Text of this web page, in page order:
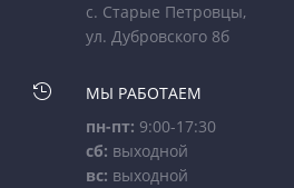
с. Старые Петровцы,
ул. Дубровского 8б

МЫ РАБОТАЕМ
пн-пт: 9:00-17:30
сб: выходной
вс: выходной